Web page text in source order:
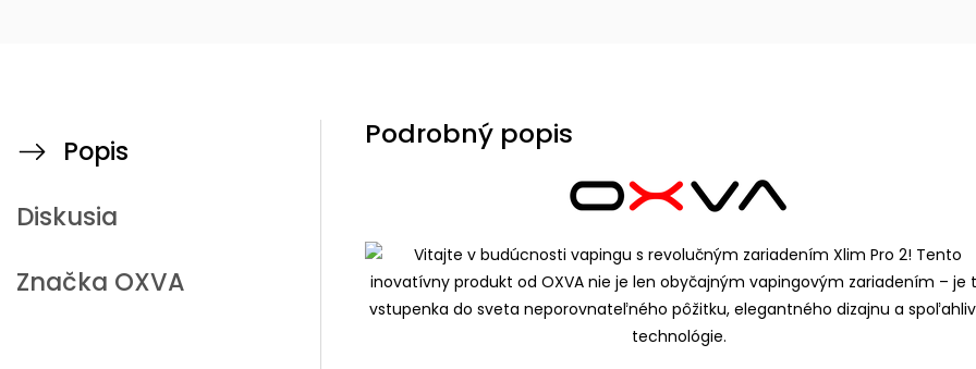
Popis
Diskusia
Značka OXVA
Podrobný popis